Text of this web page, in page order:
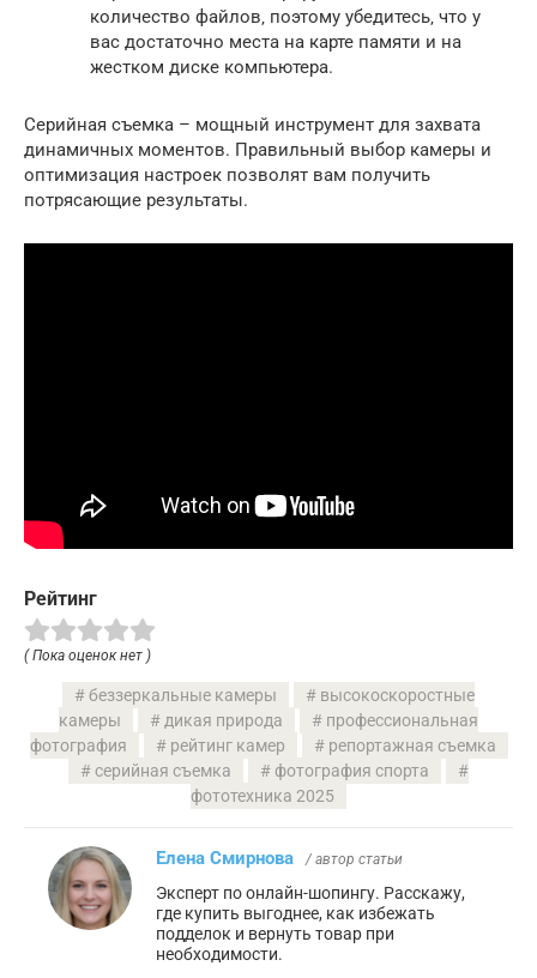
количество файлов‚ поэтому убедитесь‚ что у
вас достаточно места на карте памяти и на
жестком диске компьютера.
Серийная съемка – мощный инструмент для захвата
динамичных моментов. Правильный выбор камеры и
оптимизация настроек позволят вам получить
потрясающие результаты.
Рейтинг
( Пока оценок нет )
беззеркальные камеры
высокоскоростные
камеры
дикая природа
профессиональная
фотография
рейтинг камер
репортажная съемка
серийная съемка
фотография спорта
фототехника 2025
Елена Смирнова / автор статьи
Эксперт по онлайн-шопингу. Расскажу,
где купить выгоднее, как избежать
подделок и вернуть товар при
необходимости.